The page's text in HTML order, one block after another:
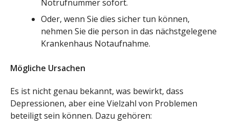
Notrufnummer sofort.
Oder, wenn Sie dies sicher tun können,
nehmen Sie die person in das nächstgelegene
Krankenhaus Notaufnahme.
Mögliche Ursachen
Es ist nicht genau bekannt, was bewirkt, dass
Depressionen, aber eine Vielzahl von Problemen
beteiligt sein können. Dazu gehören: